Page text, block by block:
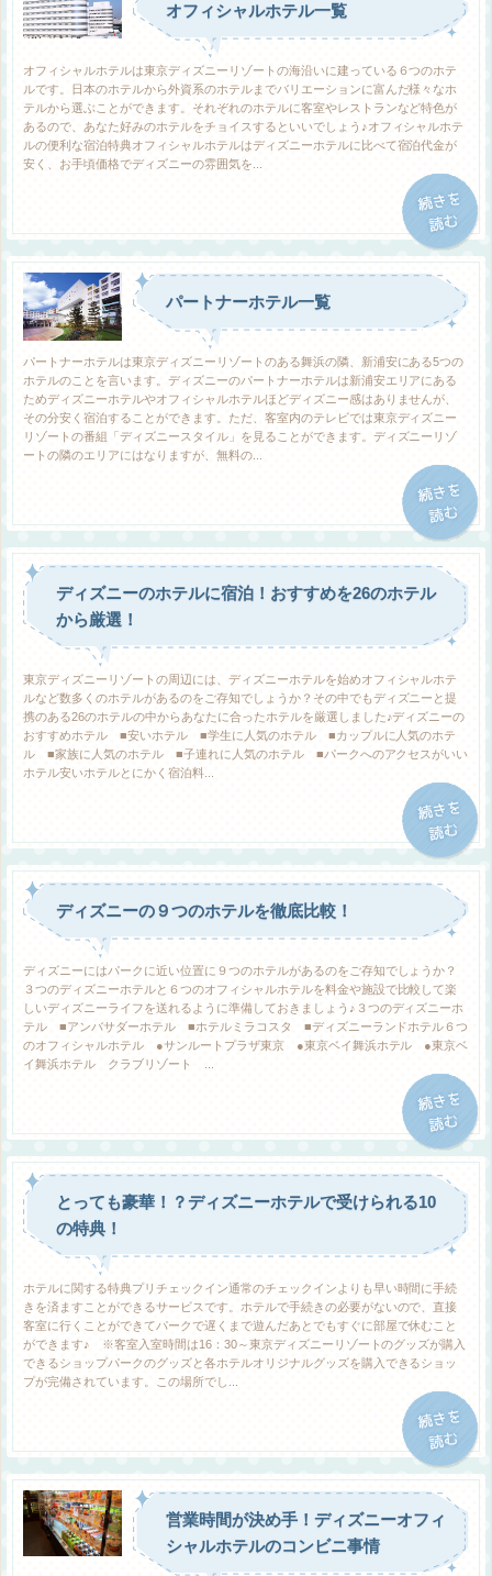
オフィシャルホテル一覧
オフィシャルホテルは東京ディズニーリゾートの海沿いに建っている６つのホテ
ルです。日本のホテルから外資系のホテルまでバリエーションに富んだ様々なホ
テルから選ぶことができます。それぞれのホテルに客室やレストランなど特色が
あるので、あなた好みのホテルをチョイスするといいでしょう♪オフィシャルホテ
ルの便利な宿泊特典オフィシャルホテルはディズニーホテルに比べて宿泊代金が
安く、お手頃価格でディズニーの雰囲気を...
パートナーホテル一覧
パートナーホテルは東京ディズニーリゾートのある舞浜の隣、新浦安にある5つの
ホテルのことを言います。ディズニーのパートナーホテルは新浦安エリアにある
ためディズニーホテルやオフィシャルホテルほどディズニー感はありませんが、
その分安く宿泊することができます。ただ、客室内のテレビでは東京ディズニー
リゾートの番組「ディズニースタイル」を見ることができます。ディズニーリゾ
ートの隣のエリアにはなりますが、無料の...
ディズニーのホテルに宿泊！おすすめを26のホテル
から厳選！
東京ディズニーリゾートの周辺には、ディズニーホテルを始めオフィシャルホテ
ルなど数多くのホテルがあるのをご存知でしょうか？その中でもディズニーと提
携のある26のホテルの中からあなたに合ったホテルを厳選しました♪ディズニーの
おすすめホテル ■安いホテル ■学生に人気のホテル ■カップルに人気のホテ
ル ■家族に人気のホテル ■子連れに人気のホテル ■パークへのアクセスがいい
ホテル安いホテルとにかく宿泊料...
ディズニーの９つのホテルを徹底比較！
ディズニーにはパークに近い位置に９つのホテルがあるのをご存知でしょうか？
３つのディズニーホテルと６つのオフィシャルホテルを料金や施設で比較して楽
しいディズニーライフを送れるように準備しておきましょう♪３つのディズニーホ
テル ■アンバサダーホテル ■ホテルミラコスタ ■ディズニーランドホテル６つ
のオフィシャルホテル ●サンルートプラザ東京 ●東京ベイ舞浜ホテル ●東京ベ
イ舞浜ホテル クラブリゾート ...
とっても豪華！？ディズニーホテルで受けられる10
の特典！
ホテルに関する特典プリチェックイン通常のチェックインよりも早い時間に手続
きを済ますことができるサービスです。ホテルで手続きの必要がないので、直接
客室に行くことができてパークで遅くまで遊んだあとでもすぐに部屋で休むこと
ができます♪ ※客室入室時間は16：30～東京ディズニーリゾートのグッズが購入
できるショップパークのグッズと各ホテルオリジナルグッズを購入できるショッ
プが完備されています。この場所でし...
営業時間が決め手！ディズニーオフィ
シャルホテルのコンビニ事情